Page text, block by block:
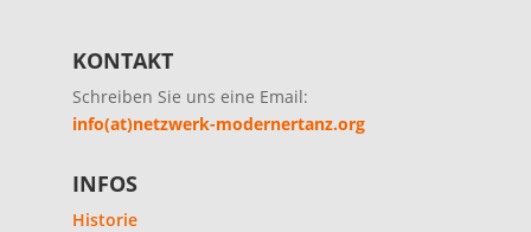
KONTAKT
Schreiben Sie uns eine Email:
info(at)netzwerk-modernertanz.org
INFOS
Historie